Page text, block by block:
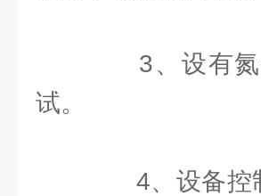
3、设有氮
试。
4、设备控制